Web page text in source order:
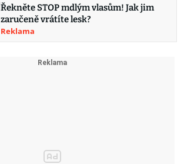
Řekněte STOP mdlým vlasům! Jak jim
zaručeně vrátíte lesk?
Reklama